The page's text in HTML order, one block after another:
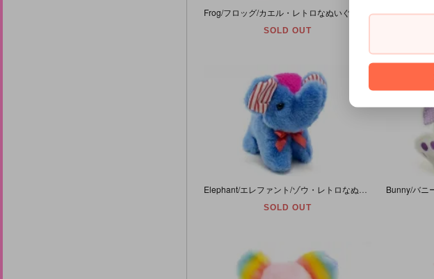
SOLD OUT
SOLD OUT